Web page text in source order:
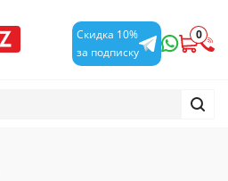
Скидка 10%
за подписку
0